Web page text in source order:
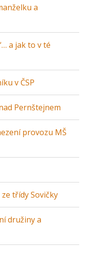
a
a jak to v té
v ČSP
Pernštejnem
provozu MŠ
třídy Sovičky
družiny a